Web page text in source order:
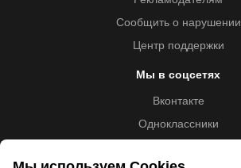
Сообщить о нарушении
Центр поддержки
Мы в соцсетях
Вконтакте
Одноклассники